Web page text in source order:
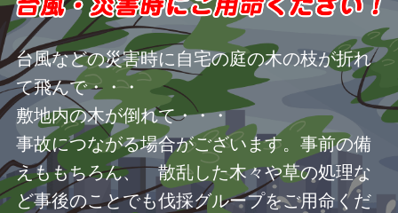
台風などの災害時に自宅の庭の木の枝が折れ
て飛んで・・・
敷地内の木が倒れて・・・
事故につながる場合がございます。事前の備
えももちろん、 散乱した木々や草の処理な
ど事後のことでも伐採グループをご用命くだ